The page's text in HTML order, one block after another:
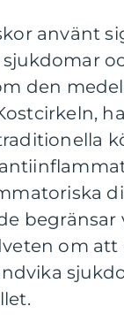
använt
den
om